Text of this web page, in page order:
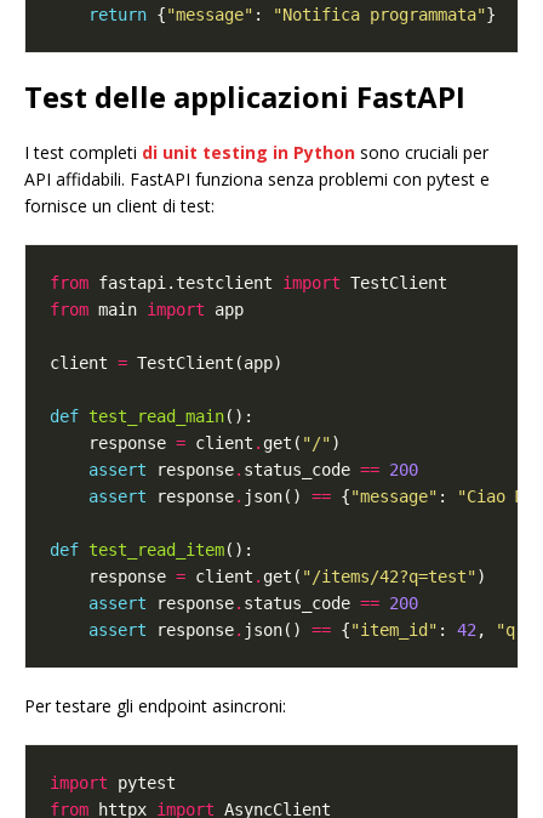
return {"message" : "Notifica programmata"
Test delle applicazioni FastAPI
I test completi di unit testing in Python sono cruciali per
API affidabili. FastAPI funziona senza problemi con pytest e
fornisce un client di test:
from fastapi.testclient import
from main import
client =
def test_read_main
    response
= client . get( "/"
assert response. status_code == 200
assert response. json() == {"message" : "Ciao
def test_read_item
    response
= client . get( "/items/42?q=test"
assert response. status_code == 200
assert response. json() == {"item_id" : 42 , "q"
Per testare gli endpoint asincroni:
import
from httpx import